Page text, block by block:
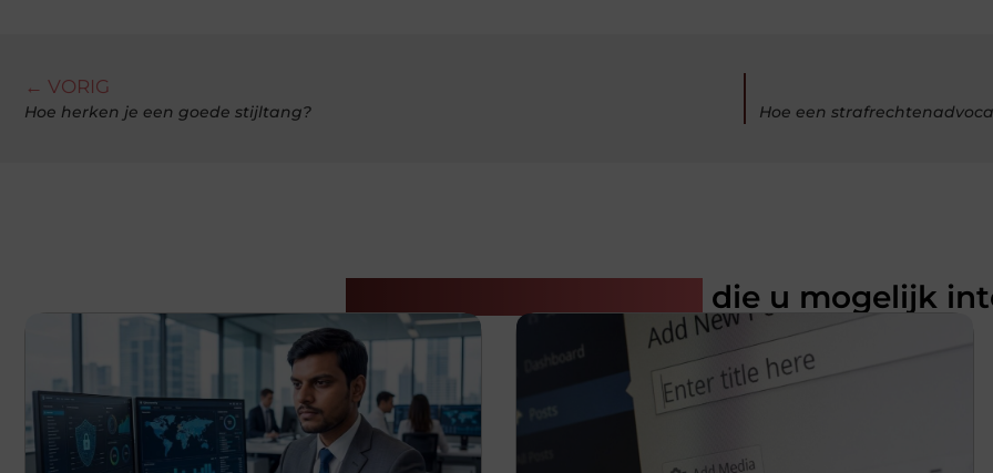
← VORIG
Hoe herken je een goede stijltang? Hoe een
die u mogelijk